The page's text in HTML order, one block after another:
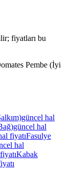
fiyatları bu
Pembe (İyi
güncel hal
güncel hal
fiyatıFasulye
hal
Kabak